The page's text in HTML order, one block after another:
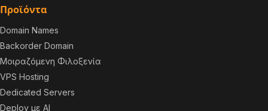
Προϊόντα
Domain Names
Backorder Domain
Μοιραζόμενη Φιλοξενία
VPS Hosting
Dedicated Servers
Deploy με AI